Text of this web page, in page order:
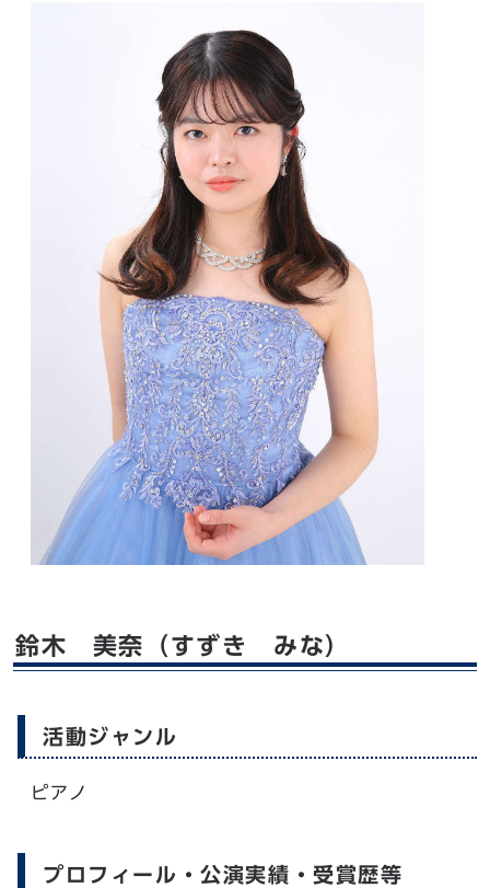
鈴木 美奈（すずき みな）
活動ジャンル
ピアノ
プロフィール・公演実績・受賞歴等